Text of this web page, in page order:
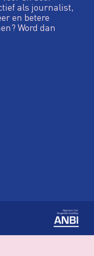
als journalist,
en betere
Word dan